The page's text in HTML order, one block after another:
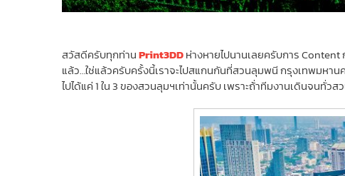
สวัสดีครับทุกท่านPrint3DDห่างหายไปนานเลยครับการ
แล้ว…ใช่แล้วครับครั้งนี้เราจะไปสแกนกันที่สวนลุมพนี กรุงเทพมห
ไปได้แค่ 1 ใน 3 ของสวนลุมฯเท่านั้นครับ เพราะถ้่าทีมงานเดินจนทั่